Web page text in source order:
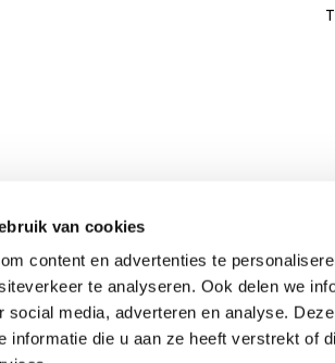
van cookies
content en advertenties te
te analyseren. Ook delen we
social media, adverteren en analyse.
informatie die u aan ze heeft verstrekt of
© Copyright 2026 - Theme By